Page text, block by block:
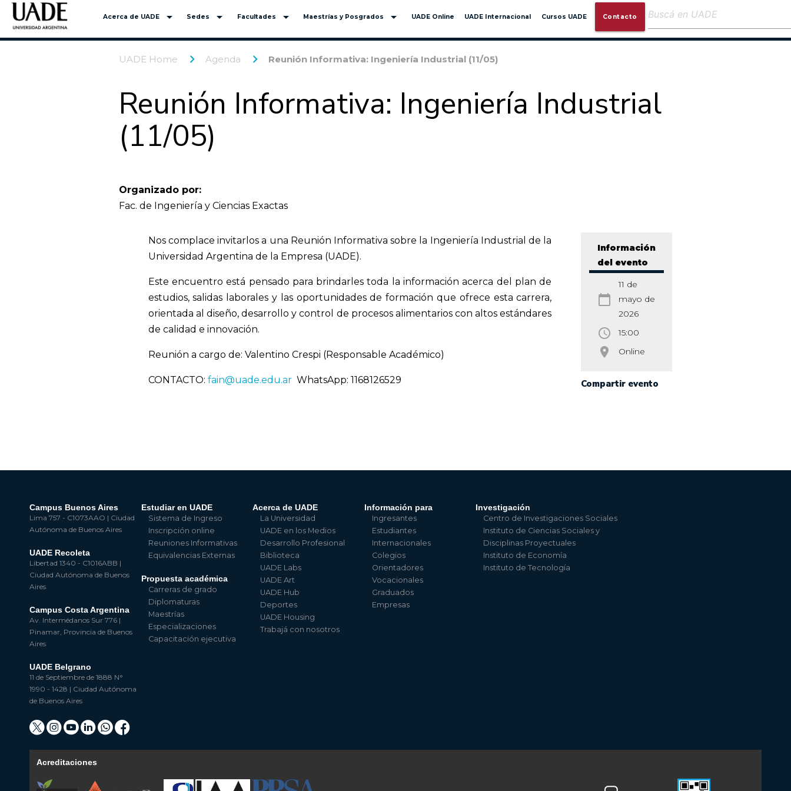
Acerca de UADE arrow_drop_down Sedes arrow_drop_down Facultades arrow_drop_down Maestrías y Posgrados arrow_drop_down UADE Online UADE Internacional Cursos UADE Contacto
UADE Home Agenda Reunión Informativa: Ingeniería Industrial (11/05)
Reunión Informativa: Ingeniería Industrial
(11/05)
Organizado por:
Fac. de Ingeniería y Ciencias Exactas
Información
del evento
calendar_today
11 de
mayo de
2026
access_time 15:00
room Online
Compartir evento
Nos complace invitarlos a una Reunión Informativa sobre la Ingeniería Industrial de la
Universidad Argentina de la Empresa (UADE).
Este encuentro está pensado para brindarles toda la información acerca del plan de
estudios, salidas laborales y las oportunidades de formación que ofrece esta carrera,
orientada al diseño, desarrollo y control de procesos alimentarios con altos estándares
de calidad e innovación.
Reunión a cargo de: Valentino Crespi (Responsable Académico)
CONTACTO: fain@uade.edu.arWhatsApp: 1168126529
Campus Buenos Aires
Lima 757 - C1073AAO | Ciudad
Autónoma de Buenos Aires
UADE Recoleta
Libertad 1340 - C1016ABB |
Ciudad Autónoma de Buenos
Aires
Campus Costa Argentina
Av. Intermédanos Sur 776 |
Pinamar, Provincia de Buenos
Aires
UADE Belgrano
11 de Septiembre de 1888 N°
1990 - 1428 | Ciudad Autónoma
de Buenos Aires
Estudiar en UADE
Sistema de Ingreso
Inscripción online
Reuniones Informativas
Equivalencias Externas
Propuesta académica
Carreras de grado
Diplomaturas
Maestrías
Especializaciones
Capacitación ejecutiva
Acerca de UADE
La Universidad
UADE en los Medios
Desarrollo Profesional
Biblioteca
UADE Labs
UADE Art
UADE Hub
Deportes
UADE Housing
Trabajá con nosotros
Información para
Ingresantes
Estudiantes
Internacionales
Colegios
Orientadores
Vocacionales
Graduados
Empresas
Investigación
Centro de Investigaciones Sociales
Instituto de Ciencias Sociales y
Disciplinas Proyectuales
Instituto de Economía
Instituto de Tecnología
Acreditaciones